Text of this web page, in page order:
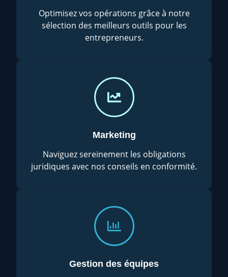
Optimisez vos opérations grâce à notre
sélection des meilleurs outils pour les
entrepreneurs.
Marketing
Naviguez sereinement les obligations
juridiques avec nos conseils en conformité.
Gestion des équipes